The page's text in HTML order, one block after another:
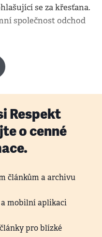
se za křesťana.
společnost odchod
Respekt
o cenné
článkům a archivu
mobilní aplikaci
pro blízké